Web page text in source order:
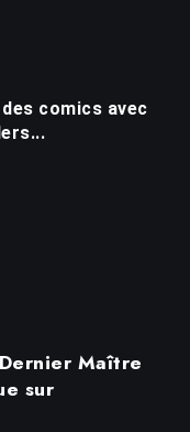
comics avec
Maître
sur